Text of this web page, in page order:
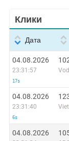
Клики
Дата
04.08.2026
23:31:57
17s
04.08.2026
23:31:40
6s
04.08.2026